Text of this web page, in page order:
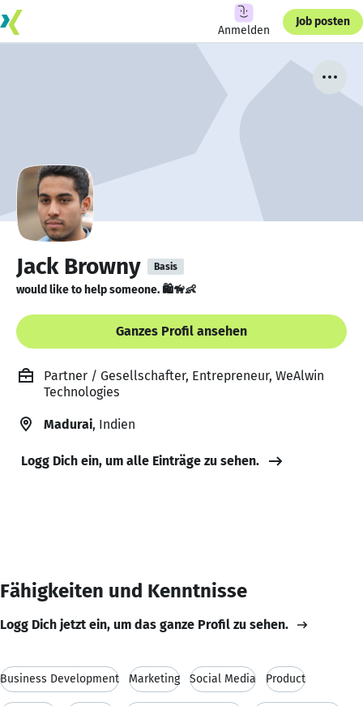
Anmelden
Job posten
Jack Browny Basis
would like to help someone. 🛍🦮👶
Ganzes Profil ansehen
Partner / Gesellschafter, Entrepreneur, WeAlwin
Technologies
Madurai, Indien
Logg Dich ein, um alle Einträge zu sehen.
Fähigkeiten und Kenntnisse
Logg Dich jetzt ein, um das ganze Profil zu sehen.
Business Development Marketing Social Media Product